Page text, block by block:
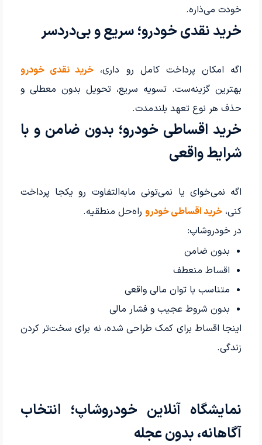
خودت می‌ذاره.
خرید نقدی خودرو؛ سریع و بی‌دردسر
اگه امکان پرداخت کامل رو داری، خرید نقدی خودرو
بهترین گزینه‌ست. تسویه سریع، تحویل بدون معطلی و
حذف هر نوع تعهد بلندمدت.
خرید اقساطی خودرو؛ بدون ضامن و با
شرایط واقعی
اگه نمی‌خوای یا نمی‌تونی مابه‌التفاوت رو یکجا پرداخت
کنی، خرید اقساطی خودرو راه‌حل منطقیه.
در خودروشاپ:
بدون ضامن
اقساط منعطف
متناسب با توان مالی واقعی
بدون شروط عجیب و فشار مالی
اینجا اقساط برای کمک طراحی شده، نه برای سخت‌تر کردن
زندگی.
نمایشگاه آنلاین خودروشاپ؛ انتخاب
آگاهانه، بدون عجله